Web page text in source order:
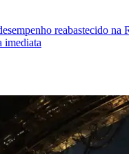
reabastecido na
imediata